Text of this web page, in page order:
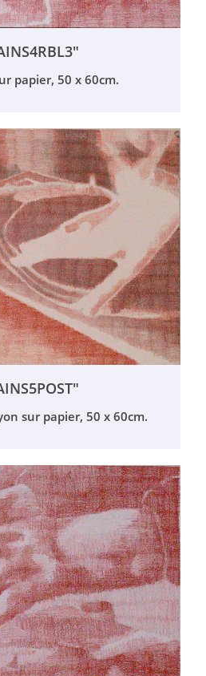
papier, 50 x 60cm.
sur papier, 50 x 60cm.